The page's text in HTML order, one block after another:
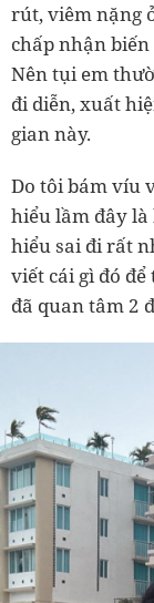
rút, viêm nặng
chấp nhận
Nên tụi em
đi diễn, xuất
gian này.
Do tôi bám víu
hiểu lầm đây là
hiểu sai đi rất
viết cái gì đó
đã quan tâm 2